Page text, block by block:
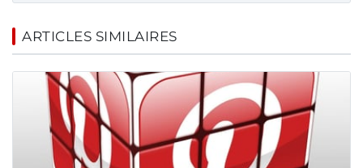
ARTICLES SIMILAIRES